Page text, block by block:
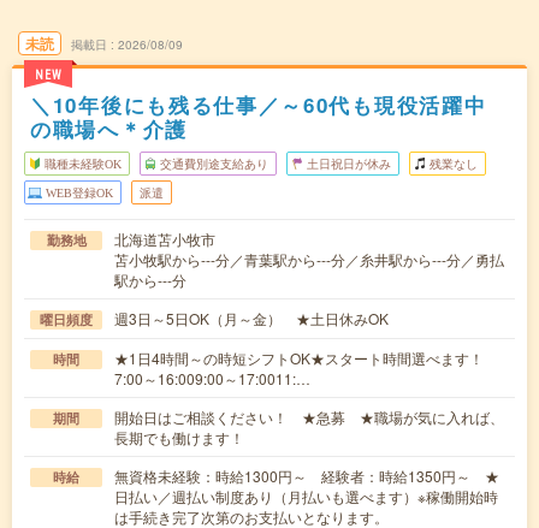
未読
NEW
掲載日 2026/08/09
＼10年後にも残る仕事／～60代も現役活躍中
の職場へ＊介護
職種未経験OK 交通費別途支給あり 土日祝日が休み 残業なし
WEB登録OK 派遣
勤務地
北海道苫小牧市
苫小牧駅から---分／青葉駅から---分／糸井駅から---分／勇払
駅から---分
曜日頻度 週3日～5日OK（月～金） ★土日休みOK
時間
★1日4時間～の時短シフトOK★スタート時間選べます！
7:00～16:009:00～17:0011:…
期間
開始日はご相談ください！ ★急募 ★職場が気に入れば、
長期でも働けます！
時給
無資格未経験：時給1300円～ 経験者：時給1350円～ ★
日払い／週払い制度あり（月払いも選べます）※稼働開始時
は手続き完了次第のお支払いとなります。